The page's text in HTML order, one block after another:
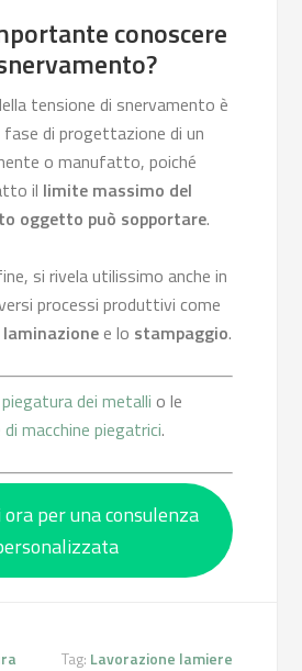
conoscere
tensione di snervamento è
di progettazione di un
o manufatto, poiché
il limite massimo del
oggetto può sopportare.
si rivela utilissimo anche in
processi produttivi come
laminazionee lo stampaggio.
piegatura dei metalli o le
macchine piegatrici.
per una consulenza
Tag: Lavorazione lamiere